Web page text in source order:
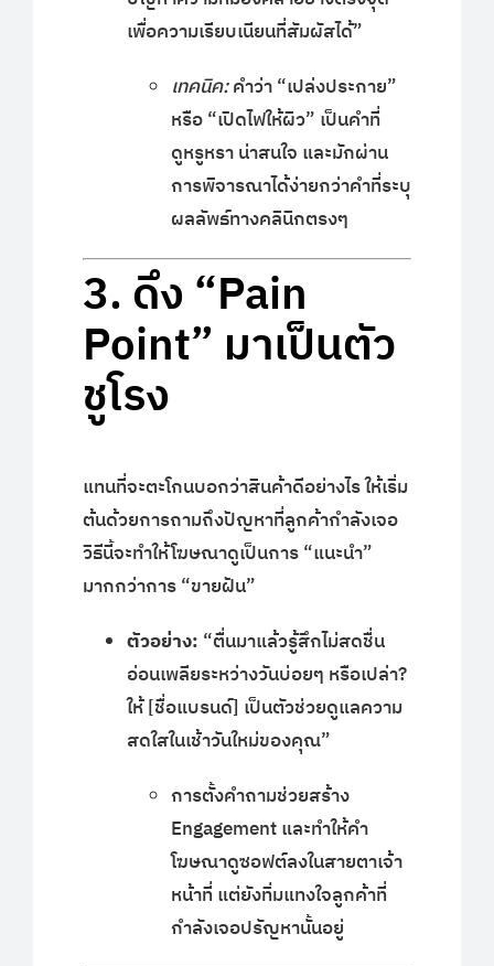
เพื่อความเรียบเนียนที่สัมผัสได้”
เทคนิค:คำว่า “เปล่งประกาย”
หรือ “เปิดไฟให้ผิว” เป็นคำที่
ดูหรูหรา น่าสนใจ และมักผ่าน
การพิจารณาได้ง่ายกว่าคำที่ระบุ
ผลลัพธ์ทางคลินิกตรงๆ
3. ดึง “Pain
Point” มาเป็นตัว
ชูโรง
แทนที่จะตะโกนบอกว่าสินค้าดีอย่างไร ให้เริ่ม
ต้นด้วยการถามถึงปัญหาที่ลูกค้ากำลังเจอ
วิธีนี้จะทำให้โฆษณาดูเป็นการ “แนะนำ”
มากกว่าการ “ขายฝัน”
ตัวอย่าง: “ตื่นมาแล้วรู้สึกไม่สดชื่น
อ่อนเพลียระหว่างวันบ่อยๆ หรือเปล่า?
ให้ [ชื่อแบรนด์] เป็นตัวช่วยดูแลความ
สดใสในเช้าวันใหม่ของคุณ”
การตั้งคำถามช่วยสร้าง
Engagement และทำให้คำ
โฆษณาดูซอฟต์ลงในสายตาเจ้า
หน้าที่ แต่ยังทิ่มแทงใจลูกค้าที่
กำลังเจอปรัญหานั้นอยู่